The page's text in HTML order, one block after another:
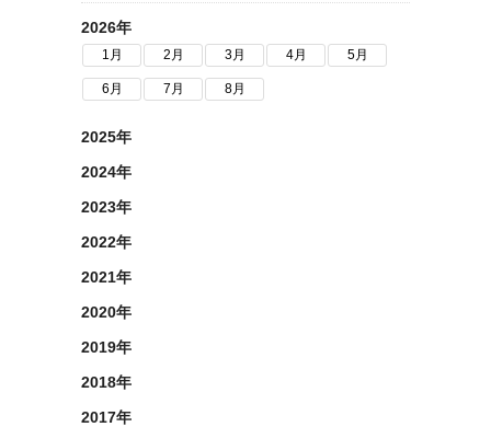
2026年
1月 2月 3月 4月 5月
6月 7月 8月
2025年
2024年
2023年
2022年
2021年
2020年
2019年
2018年
2017年